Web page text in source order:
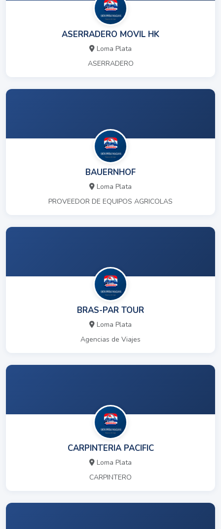
ASERRADERO MOVIL HK
Loma Plata
ASERRADERO
BAUERNHOF
Loma Plata
PROVEEDOR DE EQUIPOS AGRICOLAS
BRAS-PAR TOUR
Loma Plata
Agencias de Viajes
CARPINTERIA PACIFIC
Loma Plata
CARPINTERO